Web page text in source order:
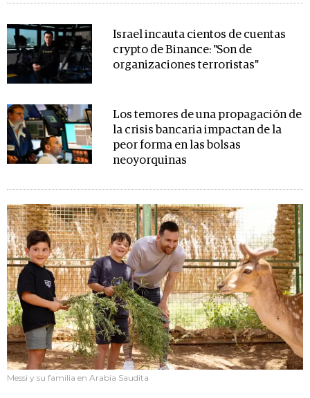
Israel incauta cientos de cuentas
crypto de Binance: "Son de
organizaciones terroristas"
Los temores de una propagación de
la crisis bancaria impactan de la
peor forma en las bolsas
neoyorquinas
Messi y su familia en Arabia Saudita